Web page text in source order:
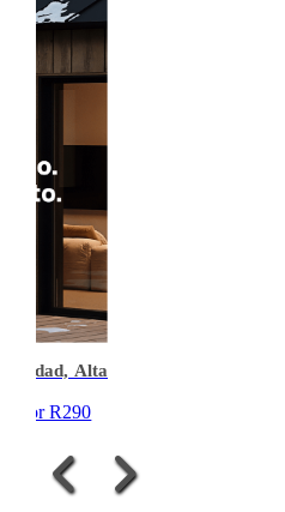
Alta
R290